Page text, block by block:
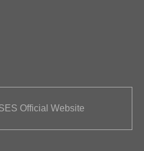
Official Website